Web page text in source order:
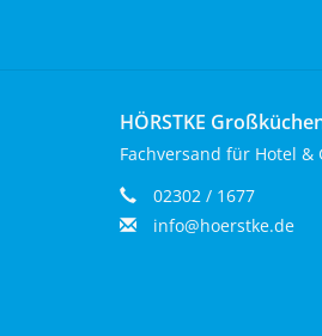
HÖRSTKE
Fachversand für Hotel &
02302 / 1677
info@hoerstke.de